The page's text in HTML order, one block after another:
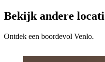
Bekijk andere
Ontdek een boordevol Venlo.